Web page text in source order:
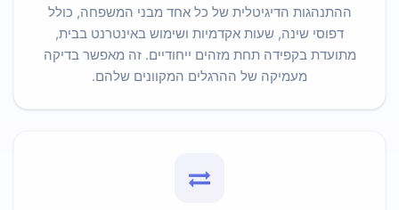
ההתנהגות הדיגיטלית של כל אחד מבני המשפחה, כולל
דפוסי שינה, שעות אקדמיות ושימוש באינטרנט בבית,
מתועדת בקפידה תחת מזהים ייחודיים. זה מאפשר בדיקה
מעמיקה של ההרגלים המקוונים שלהם.